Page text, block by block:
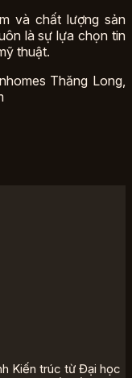
và chất lượng sản
là sự lựa chọn tin
thuật.
Thăng Long,
Kiến trúc từ Đại học